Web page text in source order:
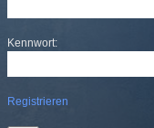
Kennwort:
Registrieren